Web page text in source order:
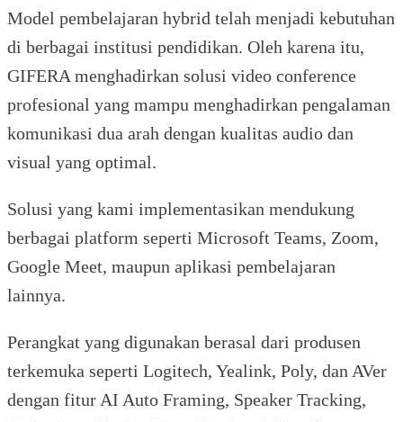
Model pembelajaran hybrid telah menjadi kebutuhan
di berbagai institusi pendidikan. Oleh karena itu,
GIFERA menghadirkan solusi video conference
profesional yang mampu menghadirkan pengalaman
komunikasi dua arah dengan kualitas audio dan
visual yang optimal.
Solusi yang kami implementasikan mendukung
berbagai platform seperti Microsoft Teams, Zoom,
Google Meet, maupun aplikasi pembelajaran
lainnya.
Perangkat yang digunakan berasal dari produsen
terkemuka seperti Logitech, Yealink, Poly, dan AVer
dengan fitur AI Auto Framing, Speaker Tracking,